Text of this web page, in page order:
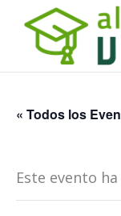
« Todos los
Este evento